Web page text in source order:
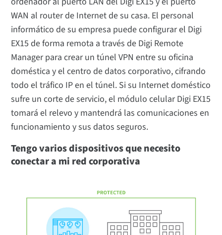
WAN al router de Internet de su casa. El personal
informático de su empresa puede configurar el Digi
EX15 de forma remota a través de Digi Remote
Manager para crear un túnel VPN entre su oficina
doméstica y el centro de datos corporativo, cifrando
todo el tráfico IP en el túnel. Si su Internet doméstico
sufre un corte de servicio, el módulo celular Digi EX15
tomará el relevo y mantendrá las comunicaciones en
funcionamiento y sus datos seguros.
Tengo varios dispositivos que necesito
conectar a mi red corporativa